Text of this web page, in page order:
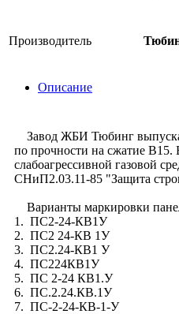
Производитель
Описание
Завод ЖБИ Тюбинг
по прочности на сжатие В15.
слабоагрессивной газовой
СНиП2.03.11-85 "Защита
Варианты маркировки
1. ПС2-24-КВ1У
2. ПС2 24-КВ 1У
3. ПС2.24-КВ1 У
4. ПС224КВ1У
5. ПС 2-24 КВ1.У
6. ПС.2.24.КВ.1У
7. ПС-2-24-КВ-1-У